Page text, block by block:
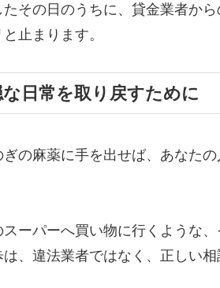
その日のうちに、貸金業者か
止まります。
日常を取り戻すために
ぎの麻薬に手を出せば、あなた
ーパーへ買い物に行くような
、違法業者ではなく、正しい相